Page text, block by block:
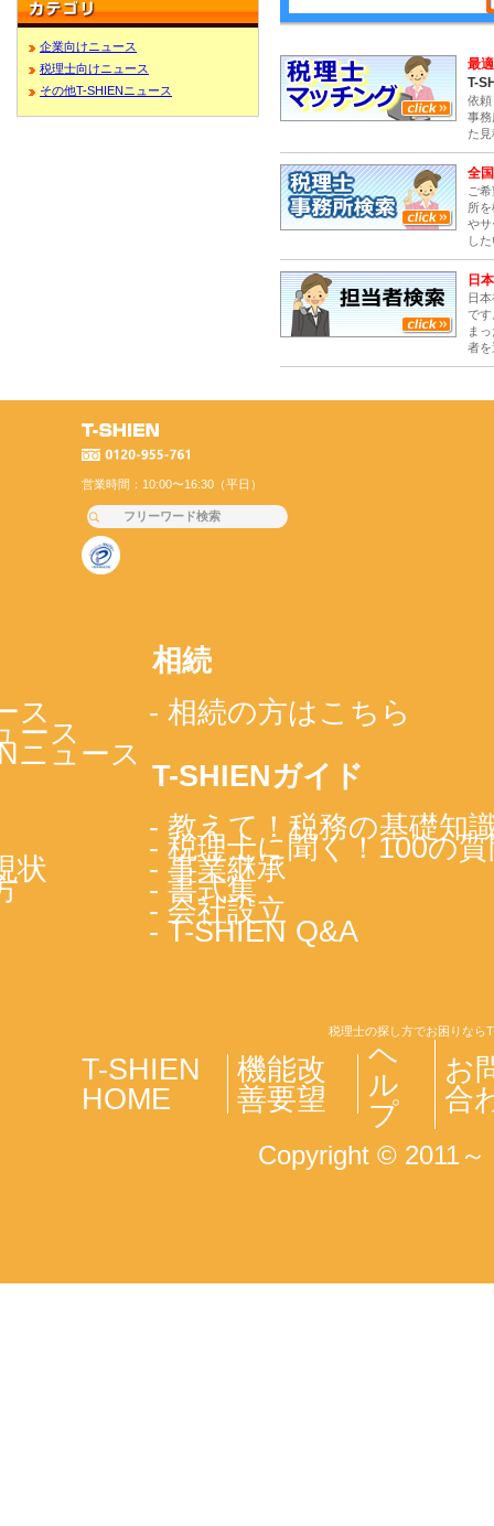
企業向けニュース
税理士向けニュース
その他T-SHIENニュース
最適
T-
依頼
事務
た
全
ご
所
やサ
し
日
日
です
ま
者を
営業時間：10:00〜16:30（平日）
ス
ース
ニュース
状
相続
- 相続の方はこちら
T-SHIENガイド
- 教えて！税務の基礎知
- 税理士に聞く！100の
- 事業継承
- 書式集
- 会社設立
- T-SHIEN Q&A
税理士の探し方でお困りなら
T-SHIEN
HOME
機能改
善要望
ヘ
ル
プ
お
合
Copyright © 2011